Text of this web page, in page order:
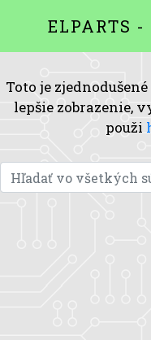
ELPARTS
Toto je
lepšie zobrazenie,
použi